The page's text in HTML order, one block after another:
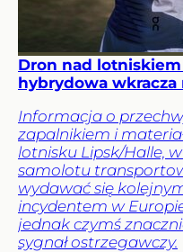
Dron nad
hybrydowa
Informacja o
zapalnikiem i
lotnisku Lipsk/Halle,
samolotu
wydawać się
incydentem w
jednak czymś
sygnał ostrzegawczy.